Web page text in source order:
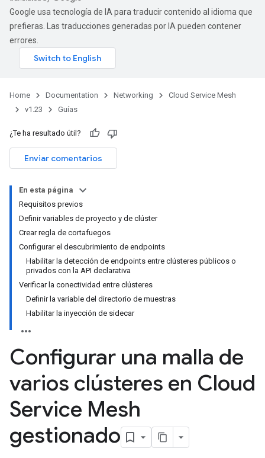
Google usa tecnología de IA para traducir contenido al idioma que
prefieras. Las traducciones generadas por IA pueden contener
errores.
Home Documentation Networking
Cloud Service Mesh
v1.23
Guías
¿Te ha resultado útil?
Enviar comentarios
En esta página
Requisitos previos
Definir variables de proyecto y de clúster
Crear regla de cortafuegos
Configurar el descubrimiento de endpoints
Habilitar la detección de endpoints entre clústeres públicos o
privados con la API declarativa
Verificar la conectividad entre clústeres
Definir la variable del directorio de muestras
Habilitar la inyección de sidecar
Configurar una malla de
varios clústeres en Cloud
Service Mesh
gestionado